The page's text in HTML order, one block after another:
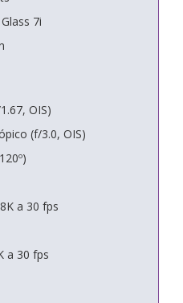
7i
OIS)
(f/3.0, OIS)
a 30 fps
a 30 fps